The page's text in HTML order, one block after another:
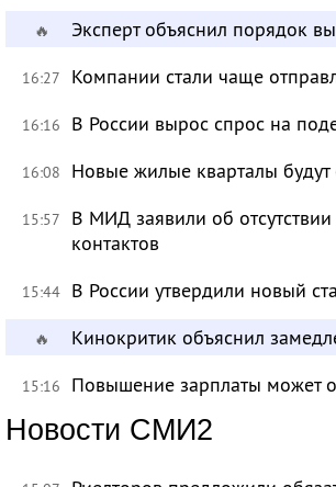
🔥 Эксперт объяснил порядок
16:27 Компании стали чаще
16:16 В России вырос спрос на
16:08 Новые жилые кварталы будут
15:57
В МИД заявили об
контактов
15:44 В России утвердили новый
🔥 Кинокритик объяснил
15:16 Повышение зарплаты может
Новости СМИ2